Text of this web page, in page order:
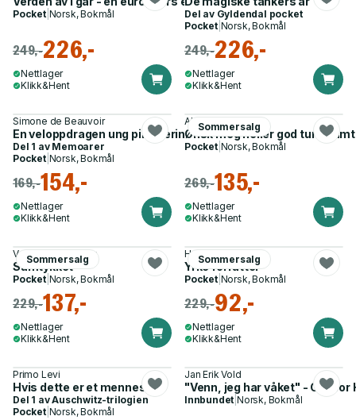
Pocket| Norsk, Bokmål
249,-226,-
Nettlager
Klikk&Hent
Del av Gyldendal pocket
Pocket| Norsk, Bokmål
249,-226,-
Nettlager
Klikk&Hent
Simone de Beauvoir
En veloppdragen ung pikes erindringer
Del 1 av Memoarer
Pocket| Norsk, Bokmål
169,-154,-
Nettlager
Klikk&Hent
Sommersalg
Alf van der Hagen
Ønsk meg heller god tur -
Pocket| Norsk, Bokmål
269,-135,-
Nettlager
Klikk&Hent
Sommersalg
Vanessa Springora
Samtykket
Pocket| Norsk, Bokmål
229,-137,-
Nettlager
Klikk&Hent
Sommersalg
Haruki Murakami
Yrke forfatter
Pocket| Norsk, Bokmål
229,-92,-
Nettlager
Klikk&Hent
Primo Levi
Hvis dette er et menneske
Del 1 avAuschwitz-trilogien
Pocket| Norsk, Bokmål
Jan Erik Vold
"Venn, jeg har våket" - Gunvor
Innbundet |Norsk, Bokmål